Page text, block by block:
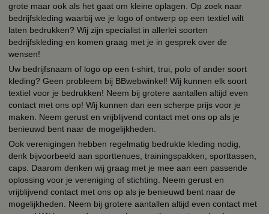
grote maar ook als het gaat om kleine oplagen. Op zoek naar
bedrijfskleding waarbij we je logo of ontwerp op een textiel wilt
laten bedrukken? Wij zijn specialist in allerlei soorten
bedrijfskleding en komen graag met je in gesprek over de
wensen!
Uw bedrijfsnaam of logo op een t-shirt, trui, polo of ander soort
kleding? Geen probleem bij BBwebwinkel! Wij kunnen elk soort
textiel voor je bedrukken! Neem bij grotere aantallen altijd even
contact met ons op! Wij kunnen dan een scherpe prijs voor je
maken. Neem gerust en vrijblijvend contact met ons op als je
benieuwd bent naar de mogelijkheden.
Ook verenigingen hebben regelmatig bedrukte kleding nodig,
denk bijvoorbeeld aan sporttenues, trainingspakken, sporttassen,
caps. Daarom denken wij graag met je mee aan een passende
oplossing voor je vereniging of stichting. Neem gerust en
vrijblijvend contact met ons op als je benieuwd bent naar de
mogelijkheden. Neem bij grotere aantallen altijd even contact met